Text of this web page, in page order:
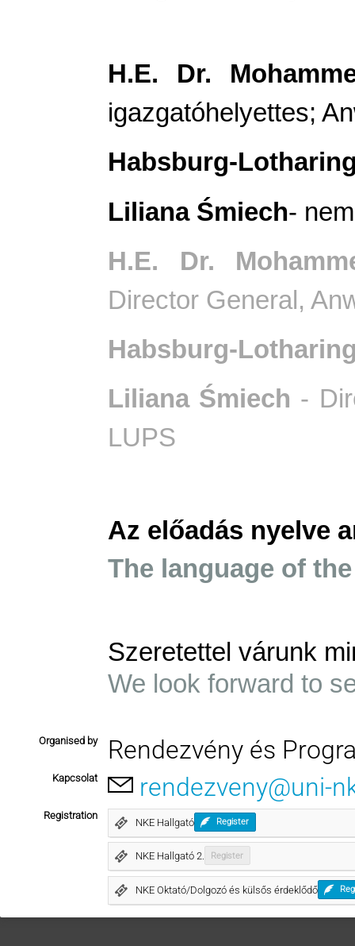
H.E. Dr.
igazgatóhelyettes;
Habsburg-
Liliana Śmiech-
H.E. Dr.
Director General,
Habsburg-
Liliana Śmiech -
LUPS
Az előadás nyelve
The language of
Szeretettel várunk
We look forward to
Organised by Rendezvény és
Kapcsolat rendezveny@uni-
Registration
NKE Hallgató Register
NKE Hallgató 2. Register
NKE Oktató/Dolgozó és külsős érdeklődő